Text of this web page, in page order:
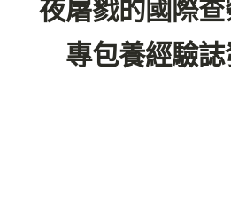
夜屠戮的國際
專包養經驗